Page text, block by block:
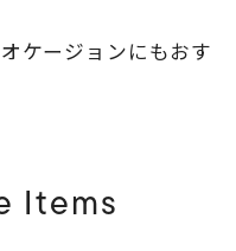
ケージョンにもおす
Items